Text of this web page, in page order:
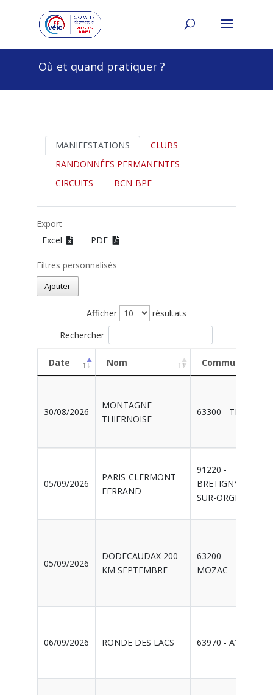
Où et quand pratiquer ?
MANIFESTATIONS
CLUBS
RANDONNÉES PERMANENTES
CIRCUITS
BCN-BPF
Export
Excel
PDF
Filtres personnalisés
Ajouter
Afficher
résultats
Rechercher
Date Nom
Commune
30/08/2026
MONTAGNE
THIERNOISE
63300 - THIERS
05/09/2026
PARIS-CLERMONT-
FERRAND
91220 -
BRETIGNY-
SUR-ORGE
05/09/2026
DODECAUDAX 200
KM SEPTEMBRE
63200 -
MOZAC
06/09/2026 RONDE DES LACS 63970 - AYDAT